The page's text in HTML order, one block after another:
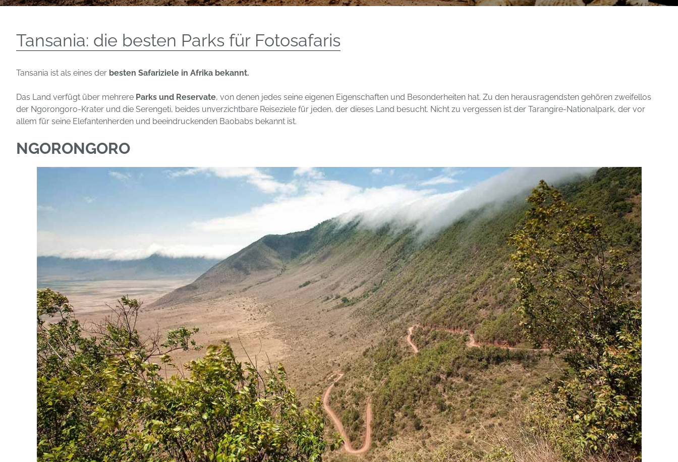
Tansania: die besten Parks für Fotosafaris
Tansania ist als eines der besten Safariziele in Afrika bekannt.
Das Land verfügt über mehrere Parks und Reservate, von denen jedes seine eigenen Eigenschaften und Besonderheiten hat. Zu den herausragendsten gehören zweifellos
der Ngorongoro-Krater und die Serengeti, beides unverzichtbare Reiseziele für jeden, der dieses Land besucht. Nicht zu vergessen ist der Tarangire-Nationalpark, der vor
allem für seine Elefantenherden und beeindruckenden Baobabs bekannt ist.
NGORONGORO